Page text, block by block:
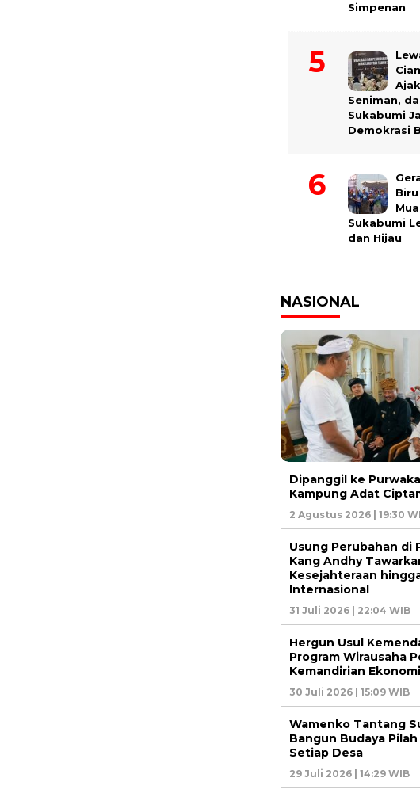
Simpenan
Seniman,
Sukabumi
Demokrasi
Sukabumi
dan Hijau
NASIONAL
Dipanggil ke
Kampung Adat
2 Agustus 2026 | 19:30
Usung Perubahan di
Kang Andhy
Kesejahteraan
Internasional
31 Juli 2026 | 22:04 WIB
Hergun Usul
Program Wirausaha
Kemandirian
30 Juli 2026 | 15:09 WIB
Wamenko Tantang
Bangun Budaya
Setiap Desa
29 Juli 2026 | 14:29 WIB